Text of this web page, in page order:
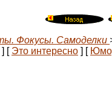
Фокусы. Самоделки
] [ Это интересно ] [